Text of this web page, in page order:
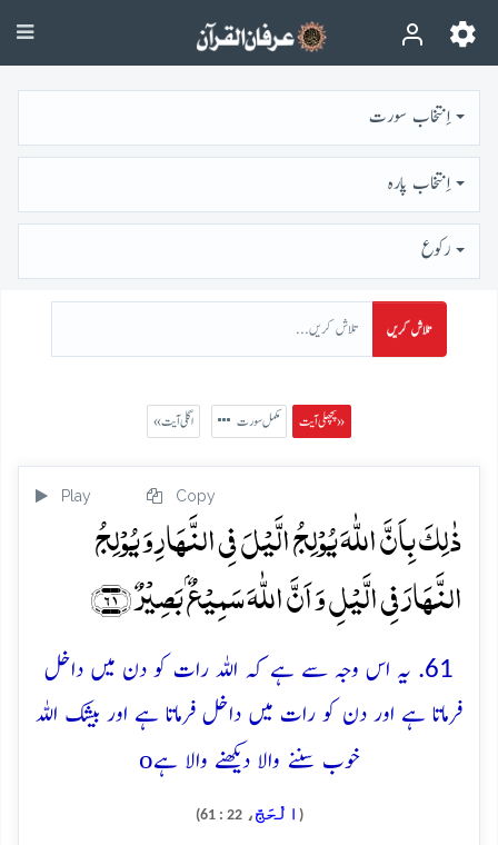
اِنتخاب سورت
اِنتخاب پارہ
رُكوع
تلاش کریں
پچھلی آیت » مکمل سورت « اگلی آیت
Play Copy
ذٰلِکَ بِاَنَّ اللّٰہَ یُوۡلِجُ الَّیۡلَ فِی النَّہَارِ وَ یُوۡلِجُ
النَّہَارَ فِی الَّیۡلِ وَ اَنَّ اللّٰہَ سَمِیۡعٌۢ بَصِیۡرٌ ﴿۶۱﴾
61. یہ اس وجہ سے ہے کہ اللہ رات کو دن میں داخل
فرماتا ہے اور دن کو رات میں داخل فرماتا ہے اور بیشک اللہ
خوب سننے والا دیکھنے والا ہےo
( الْحَجّ ، 22 : 61)